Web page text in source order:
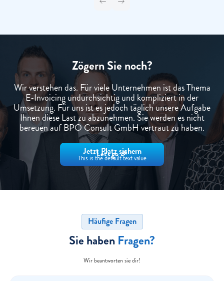
Zögern Sie noch?
Wir verstehen das. Für viele Unternehmen ist das Thema
E-Invoicing undurchsichtig und kompliziert in der
Umsetzung. Für uns ist es jedoch täglich unsere Aufgabe
Ihnen diese Last zu abzunehmen. Sie werden es nicht
bereuen auf BPO Consult GmbH vertraut zu haben.
Let's go 🎉
Jetzt Platz sichern
This is the default text value
Häufige Fragen
Sie haben Fragen?
Wir beantworten sie dir!